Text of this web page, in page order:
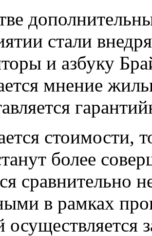
стали
и азбуку
мнение
стоимости,
более
сравнительно
в рамках
осуществляется